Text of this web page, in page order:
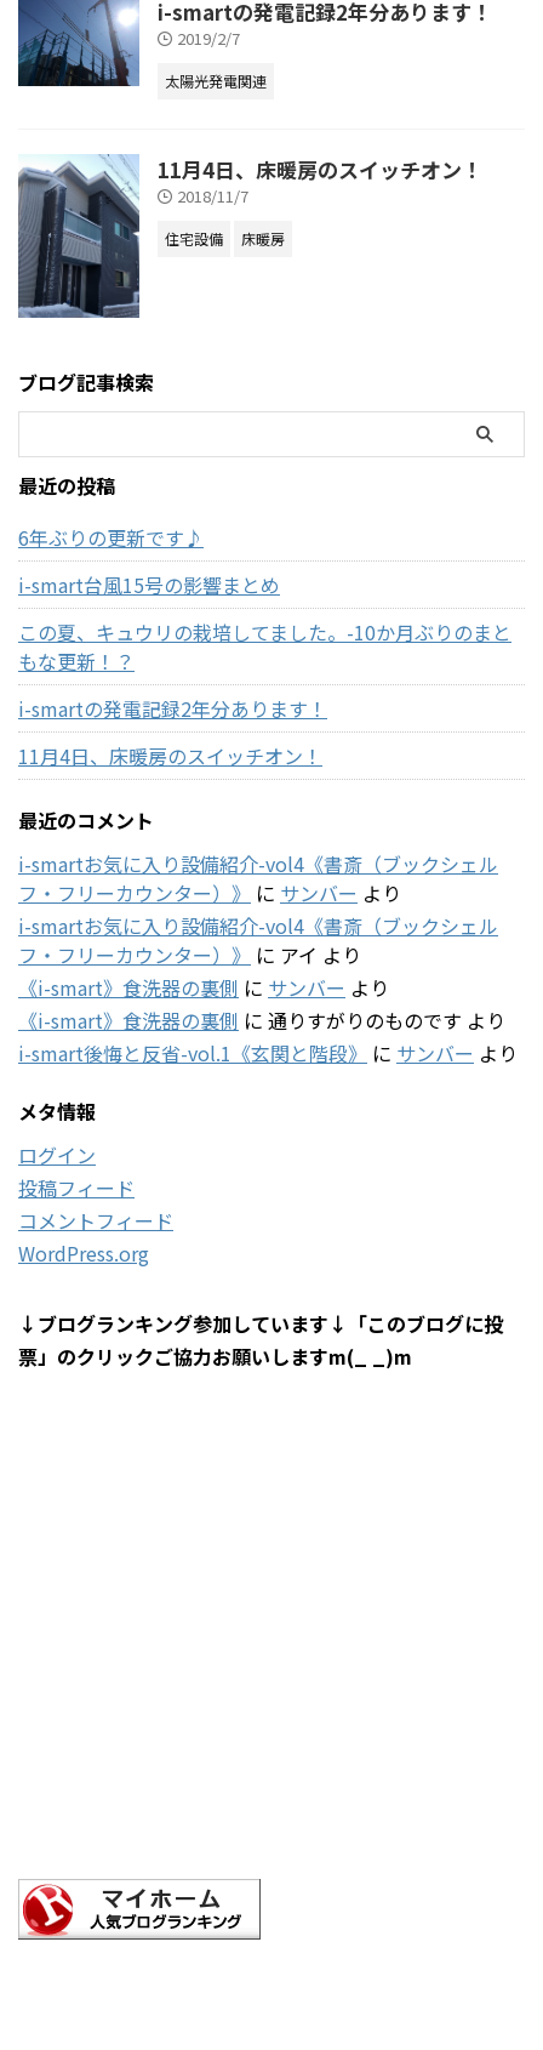
i-smartの発電記録2年分あります！
2019/2/7
太陽光発電関連
11月4日、床暖房のスイッチオン！
2018/11/7
住宅設備 床暖房
ブログ記事検索
最近の投稿
6年ぶりの更新です♪
i-smart台風15号の影響まとめ
この夏、キュウリの栽培してました。-10か月ぶりのまと
もな更新！？
i-smartの発電記録2年分あります！
11月4日、床暖房のスイッチオン！
最近のコメント
i-smartお気に入り設備紹介-vol4《書斎（ブックシェル
フ・フリーカウンター）》 に サンバー より
i-smartお気に入り設備紹介-vol4《書斎（ブックシェル
フ・フリーカウンター）》 に アイ より
《i-smart》食洗器の裏側 に サンバー より
《i-smart》食洗器の裏側 に 通りすがりのものです より
i-smart後悔と反省-vol.1《玄関と階段》 に サンバー より
メタ情報
ログイン
投稿フィード
コメントフィード
WordPress.org
↓ブログランキング参加しています↓「このブログに投
票」のクリックご協力お願いしますm(_ _)m